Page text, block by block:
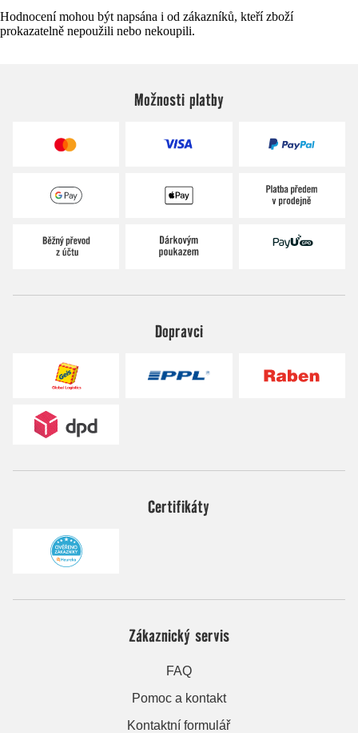
Hodnocení mohou být napsána i od zákazníků, kteří zboží
prokazatelně nepoužili nebo nekoupili.
Možnosti platby
Dopravci
Certifikáty
Zákaznický servis
FAQ
Pomoc a kontakt
Kontaktní formulář